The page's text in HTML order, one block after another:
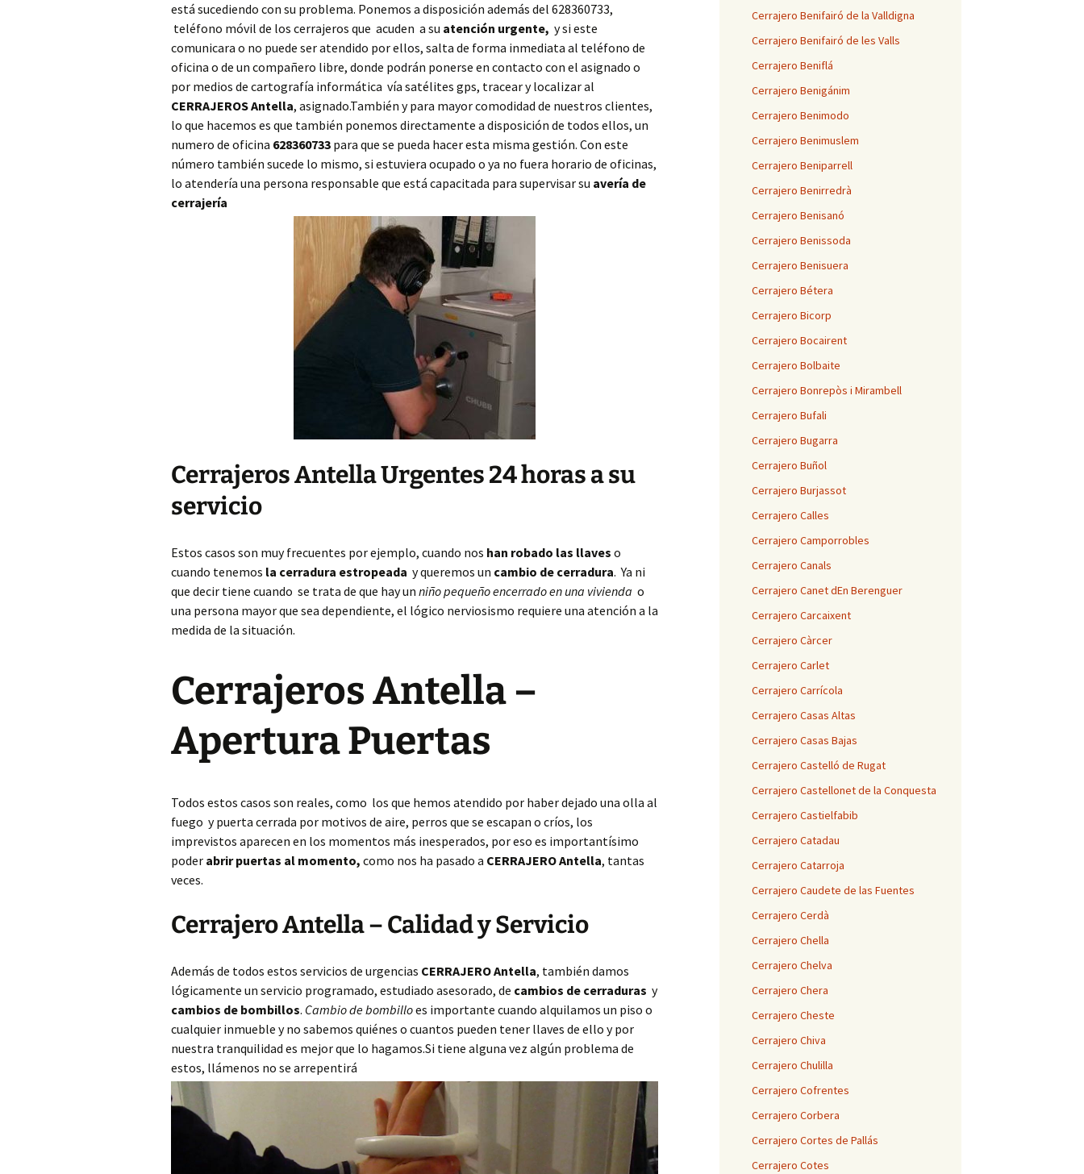
Cerrajero Aras de los
Olmos
Cerrajero Atzeneta
dAlbaida
Cerrajero Ayora
Cerrajero Barx
Cerrajero Barxeta
está sucediendo con su problema. Ponemos a disposición además del 628360733,
teléfono móvil de los cerrajeros que acuden a su atención urgente, y si este
comunicara o no puede ser atendido por ellos, salta de forma inmediata al teléfono de
oficina o de un compañero libre, donde podrán ponerse en contacto con el asignado o
por medios de cartografía informática vía satélites gps, tracear y localizar al
CERRAJEROS Antella, asignado.También y para mayor comodidad de nuestros clientes,
lo que hacemos es que también ponemos directamente a disposición de todos ellos, un
numero de oficina 628360733 para que se pueda hacer esta misma gestión. Con este
número también sucede lo mismo, si estuviera ocupado o ya no fuera horario de oficinas,
lo atendería una persona responsable que está capacitada para supervisar su avería de
cerrajería
Cerrajeros Antella Urgentes 24 horas a su
servicio
Estos casos son muy frecuentes por ejemplo, cuando nos han robado las llaves o
cuando tenemos la cerradura estropeada y queremos un cambio de cerradura. Ya ni
que decir tiene cuando se trata de que hay un niño pequeño encerrado en una vivienda o
una persona mayor que sea dependiente, el lógico nerviosismo requiere una atención a la
medida de la situación.
Cerrajeros Antella –
Apertura Puertas
Todos estos casos son reales, como los que hemos atendido por haber dejado una olla al
fuego y puerta cerrada por motivos de aire, perros que se escapan o críos, los
imprevistos aparecen en los momentos más inesperados, por eso es importantísimo
poder abrir puertas al momento, como nos ha pasado a CERRAJERO Antella, tantas
veces.
Cerrajero Antella – Calidad y Servicio
Además de todos estos servicios de urgencias CERRAJERO Antella, también damos
lógicamente un servicio programado, estudiado asesorado, de cambios de cerraduras y
cambios de bombillos. Cambio de bombilloes importante cuando alquilamos un piso o
cualquier inmueble y no sabemos quiénes o cuantos pueden tener llaves de ello y por
nuestra tranquilidad es mejor que lo hagamos.Si tiene alguna vez algún problema de
estos, llámenos no se arrepentirá
Cerrajero Benifairó de la Valldigna
Cerrajero Benifairó de les Valls
Cerrajero Beniflá
Cerrajero Benigánim
Cerrajero Benimodo
Cerrajero Benimuslem
Cerrajero Beniparrell
Cerrajero Benirredrà
Cerrajero Benisanó
Cerrajero Benissoda
Cerrajero Benisuera
Cerrajero Bétera
Cerrajero Bicorp
Cerrajero Bocairent
Cerrajero Bolbaite
Cerrajero Bonrepòs i Mirambell
Cerrajero Bufali
Cerrajero Bugarra
Cerrajero Buñol
Cerrajero Burjassot
Cerrajero Calles
Cerrajero Camporrobles
Cerrajero Canals
Cerrajero Canet dEn Berenguer
Cerrajero Carcaixent
Cerrajero Càrcer
Cerrajero Carlet
Cerrajero Carrícola
Cerrajero Casas Altas
Cerrajero Casas Bajas
Cerrajero Castelló de Rugat
Cerrajero Castellonet de la Conquesta
Cerrajero Castielfabib
Cerrajero Catadau
Cerrajero Catarroja
Cerrajero Caudete de las Fuentes
Cerrajero Cerdà
Cerrajero Chella
Cerrajero Chelva
Cerrajero Chera
Cerrajero Cheste
Cerrajero Chiva
Cerrajero Chulilla
Cerrajero Cofrentes
Cerrajero Corbera
Cerrajero Cortes de Pallás
Cerrajero Cotes